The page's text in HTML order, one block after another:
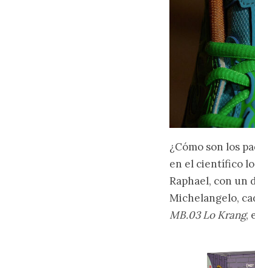
¿Cómo son los
en el científico
Raphael, con un
Michelangelo,
MB.03 Lo Krang,